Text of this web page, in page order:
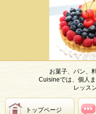
お菓子、パン、
Cuisineでは、個人
レッス
トップページ